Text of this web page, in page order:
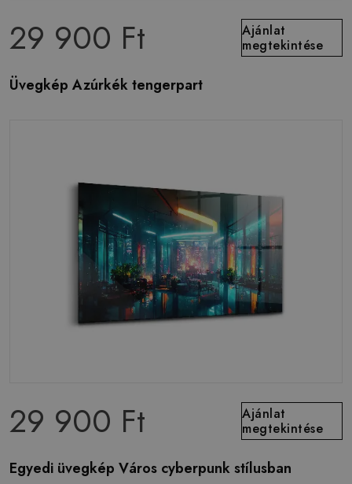
29 900 Ft
Ajánlat
megtekintése
Üvegkép Azúrkék tengerpart
29 900 Ft
Ajánlat
megtekintése
Egyedi üvegkép Város cyberpunk stílusban